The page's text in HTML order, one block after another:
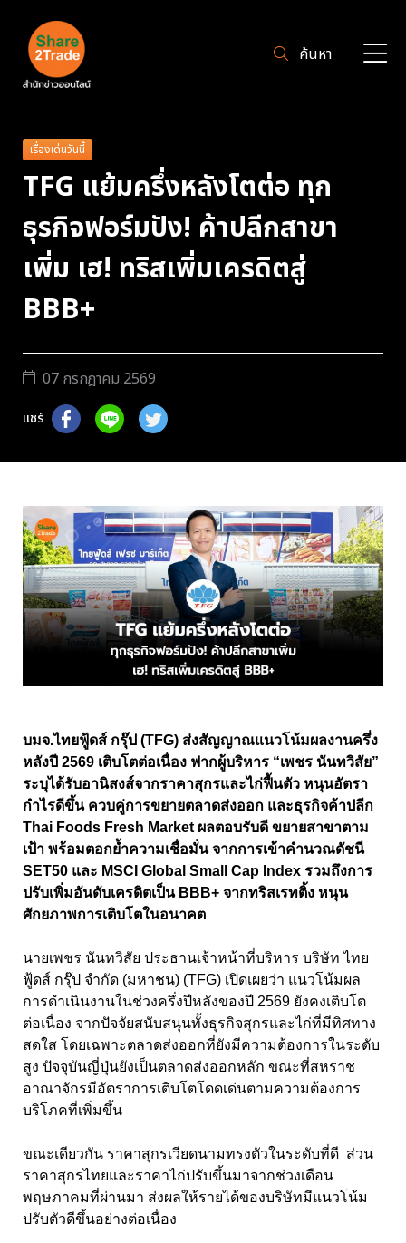
ค้นหา
เรื่องเด่นวันนี้
TFG แย้มครึ่งหลังโตต่อ ทุก
ธุรกิจฟอร์มปัง! ค้าปลีกสาขา
เพิ่ม เฮ! ทริสเพิ่มเครดิตสู่
BBB+
07 กรกฎาคม 2569
แชร์
บมจ.ไทยฟู้ดส์ กรุ๊ป (TFG) ส่งสัญญาณแนวโน้มผลงานครึ่ง
หลังปี 2569 เติบโตต่อเนื่อง ฟากผู้บริหาร “เพชร นันทวิสัย”
ระบุได้รับอานิสงส์จากราคาสุกรและไก่ฟื้นตัว หนุนอัตรา
กำไรดีขึ้น ควบคู่การขยายตลาดส่งออก และธุรกิจค้าปลีก
Thai Foods Fresh Market ผลตอบรับดี ขยายสาขาตาม
เป้า พร้อมตอกย้ำความเชื่อมั่น จากการเข้าคำนวณดัชนี
SET50 และ MSCI Global Small Cap Index รวมถึงการ
ปรับเพิ่มอันดับเครดิตเป็น BBB+ จากทริสเรทติ้ง หนุน
ศักยภาพการเติบโตในอนาคต
นายเพชร นันทวิสัย ประธานเจ้าหน้าที่บริหาร บริษัท ไทย
ฟู้ดส์ กรุ๊ป จำกัด (มหาชน) (TFG) เปิดเผยว่า แนวโน้มผล
การดำเนินงานในช่วงครึ่งปีหลังของปี 2569 ยังคงเติบโต
ต่อเนื่อง จากปัจจัยสนับสนุนทั้งธุรกิจสุกรและไก่ที่มีทิศทาง
สดใส โดยเฉพาะตลาดส่งออกที่ยังมีความต้องการในระดับ
สูง ปัจจุบันญี่ปุ่นยังเป็นตลาดส่งออกหลัก ขณะที่สหราช
อาณาจักรมีอัตราการเติบโตโดดเด่นตามความต้องการ
บริโภคที่เพิ่มขึ้น
ขณะเดียวกัน ราคาสุกรเวียดนามทรงตัวในระดับที่ดี ส่วน
ราคาสุกรไทยและราคาไก่ปรับขึ้นมาจากช่วงเดือน
พฤษภาคมที่ผ่านมา ส่งผลให้รายได้ของบริษัทมีแนวโน้ม
ปรับตัวดีขึ้นอย่างต่อเนื่อง